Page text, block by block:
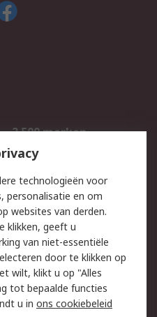
2.500 merken
Inkoopoplossingen
Email veiligheid
Websitevoorwaarden
technologieën voor
personalisatie en om
websites van derden.
klikken, geeft u
van niet-essentiële
door te klikken op
wilt, klikt u op "Alles
tot bepaalde functies
u in ons cookiebeleid